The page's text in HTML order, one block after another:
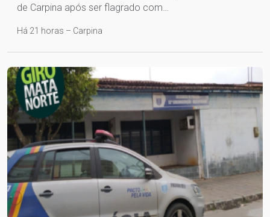
de Carpina após ser flagrado com…
Há 21 horas – Carpina